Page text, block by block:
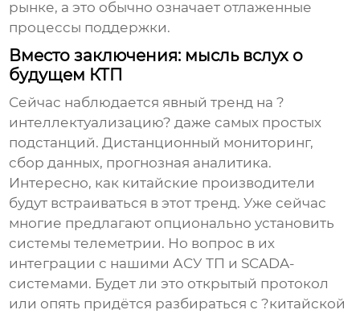
рынке, а это обычно означает отлаженные
процессы поддержки.
Вместо заключения: мысль вслух о
будущем КТП
Сейчас наблюдается явный тренд на ?
интеллектуализацию? даже самых простых
подстанций. Дистанционный мониторинг,
сбор данных, прогнозная аналитика.
Интересно, как китайские производители
будут встраиваться в этот тренд. Уже сейчас
многие предлагают опционально установить
системы телеметрии. Но вопрос в их
интеграции с нашими АСУ ТП и SCADA-
системами. Будет ли это открытый протокол
или опять придётся разбираться с ?китайской